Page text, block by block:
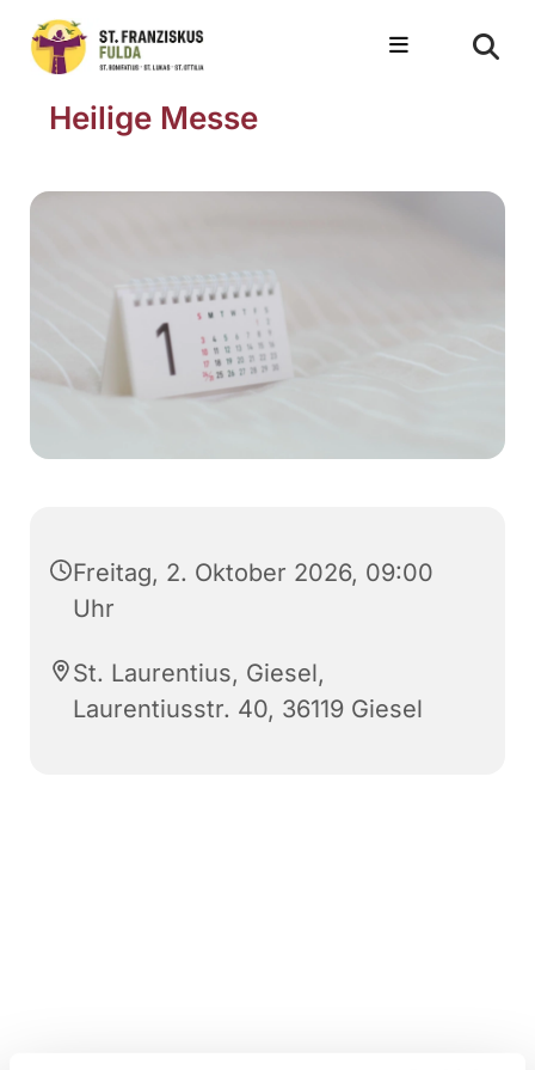
Heilige Messe
Freitag, 2. Oktober 2026, 09:00
Uhr
St. Laurentius, Giesel,
Laurentiusstr. 40, 36119 Giesel